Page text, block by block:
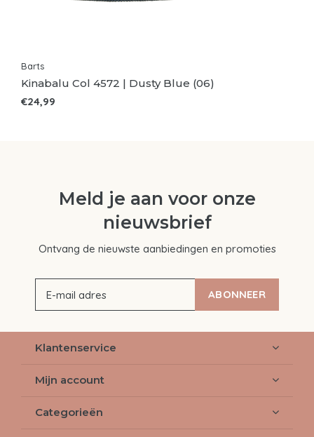
Barts
Kinabalu Col 4572 | Dusty Blue (06)
€24,99
Meld je aan voor onze
nieuwsbrief
Ontvang de nieuwste aanbiedingen en promoties
ABONNEER
Klantenservice
Mijn account
Categorieën